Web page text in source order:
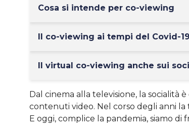
Cosa si intende per co-viewing
Il co-viewing ai tempi del Covid-
Il virtual co-viewing anche sui
Dal cinema alla televisione, la socialità
contenuti video. Nel corso degli anni
E oggi, complice la pandemia, siamo